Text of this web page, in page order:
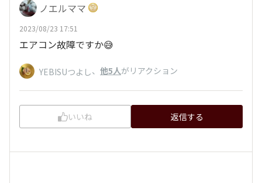
ノエルママ
2023/08/23 17:51
エアコン故障ですか😅
YEBISUつよし、 他5人がリアクション
いいね 返信する